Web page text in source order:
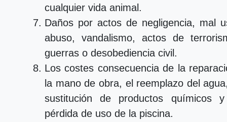
cualquier vida animal.
Daños por actos de negligencia, mal
abuso, vandalismo, actos de
guerras o desobediencia civil.
Los costes consecuencia de la
la mano de obra, el reemplazo del
sustitución de productos químicos
pérdida de uso de la piscina.